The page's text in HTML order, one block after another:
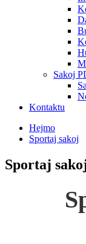
Sakoj
Kontaktu
Hejmo
Sportaj sakoj
Sportaj